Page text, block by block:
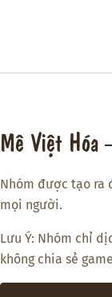
Mê Việt Hóa
Nhóm được tạo ra
mọi người.
Lưu Ý: Nhóm chỉ
không chia sẻ